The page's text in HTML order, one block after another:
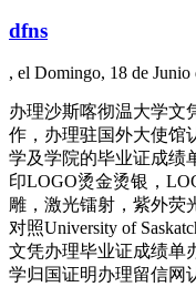
dfns
, el Domingo, 18 de Junio
办理沙斯喀彻温大学文
作，办理驻国外大使馆
学及学院的毕业证成绩
印LOGO烫金烫银，
雕，激光镭射，紫外荧
对照University of
文凭办理毕业证成绩单
学归国证明办理留信网